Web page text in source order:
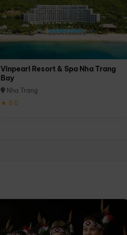
Vinpearl Resort & Spa Nha Trang
Bay
Nha Trang
★ 5.0